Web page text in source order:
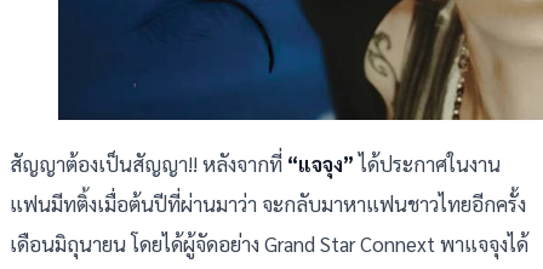
สัญญาต้องเป็นสัญญา!! หลังจากที่ “แจจุง”ได้ประกาศในงาน
แฟนมีทติ้งเมื่อต้นปีที่ผ่านมาว่า จะกลับมาหาแฟนชาวไทยอีกครั้ง
เดือนมิถุนายน โดยได้ผู้จัดอย่าง Grand Star Connext พาแจจุงได้